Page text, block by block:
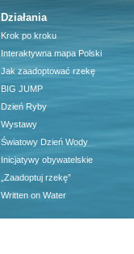
Działania
Krok po kroku
Interaktywna mapa Polski
Jak zaadoptować rzekę
BIG JUMP
Dzień Ryby
Wystawy
Światowy Dzień Wody
Inicjatywy obywatelskie
„Zaadoptuj rzekę”
Written on Water